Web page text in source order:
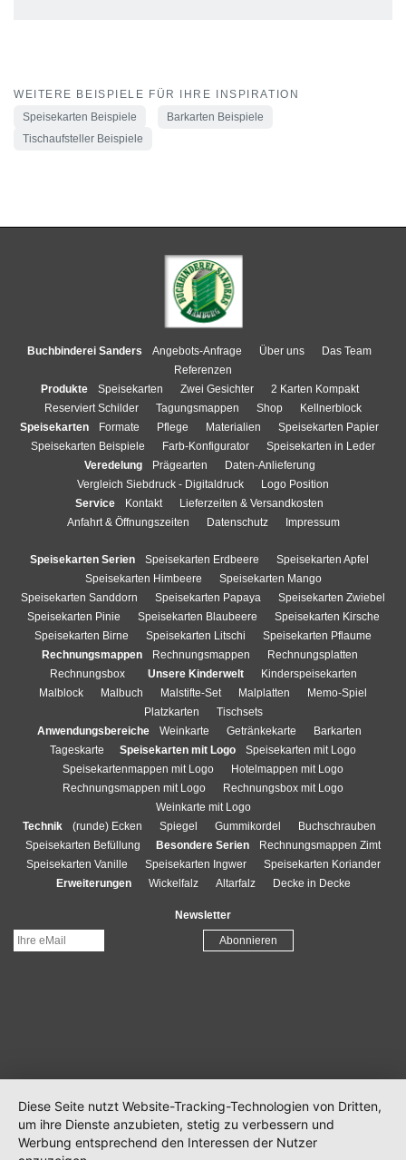
WEITERE BEISPIELE FÜR IHRE INSPIRATION
Speisekarten Beispiele
Barkarten Beispiele
Tischaufsteller Beispiele
Buchbinderei Sanders Angebots-Anfrage Über uns
Das Team
Referenzen
Produkte
Speisekarten Zwei Gesichter
2 Karten Kompakt
Reserviert Schilder
Tagungsmappen Shop
Kellnerblock
Speisekarten
Formate Pflege Materialien
Speisekarten Papier
Speisekarten Beispiele
Farb-Konfigurator
Speisekarten in Leder
Veredelung
Prägearten
Daten-Anlieferung
Vergleich Siebdruck - Digitaldruck
Logo Position
Service
Kontakt
Lieferzeiten & Versandkosten
Anfahrt & Öffnungszeiten
Datenschutz Impressum
Speisekarten Serien Speisekarten Erdbeere
Speisekarten Apfel
Speisekarten Himbeere
Speisekarten Mango
Speisekarten Sanddorn
Speisekarten Papaya
Speisekarten Zwiebel
Speisekarten Pinie
Speisekarten Blaubeere
Speisekarten Kirsche
Speisekarten Birne
Speisekarten Litschi
Speisekarten Pflaume
Rechnungsmappen
Rechnungsmappen
Rechnungsplatten
Rechnungsbox
Unsere Kinderwelt
Kinderspeisekarten
Malblock
Malbuch Malstifte-Set Malplatten
Memo-Spiel
Platzkarten
Tischsets
Anwendungsbereiche
Weinkarte Getränkekarte
Barkarten
Tageskarte
Speisekarten mit Logo
Speisekarten mit Logo
Speisekartenmappen mit Logo
Hotelmappen mit Logo
Rechnungsmappen mit Logo
Rechnungsbox mit Logo
Weinkarte mit Logo
Technik
(runde) Ecken Spiegel Gummikordel
Buchschrauben
Speisekarten Befüllung
Besondere Serien
Rechnungsmappen Zimt
Speisekarten Vanille
Speisekarten Ingwer
Speisekarten Koriander
Erweiterungen
Wickelfalz Altarfalz Decke in Decke
Newsletter
Diese Seite nutzt Website-Tracking-Technologien von Dritten,
um ihre Dienste anzubieten, stetig zu verbessern und
Werbung entsprechend den Interessen der Nutzer